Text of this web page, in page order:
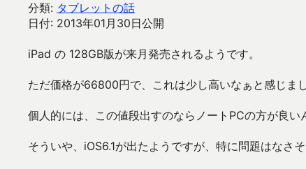
分類: タブレットの話
日付: 2013年01月30日公開
iPad の 128GB版が来月発売されるようです。
ただ価格が66800円で、これは少し高いなぁと感じまし
個人的には、この値段出すのならノートPCの方が良
そういや、iOS6.1が出たようですが、特に問題はなさ